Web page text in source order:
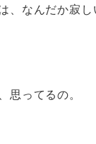
、なんだか寂
ってるの。